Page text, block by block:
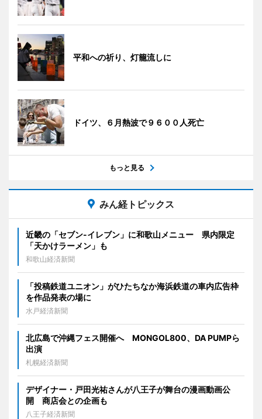
平和への祈り、灯籠流しに
ドイツ、６月熱波で９６００人死亡
もっと見る
みん経トピックス
近畿の「セブン-イレブン」に和歌山メニュー 県内限定
「天かけラーメン」も
和歌山経済新聞
「投稿鉄道ユニオン」がひたちなか海浜鉄道の車内広告枠
を作品発表の場に
水戸経済新聞
北広島で沖縄フェス開催へ MONGOL800、DA PUMPら
出演
札幌経済新聞
デザイナー・戸田光祐さんが八王子が舞台の漫画動画公
開 商店会との企画も
八王子経済新聞